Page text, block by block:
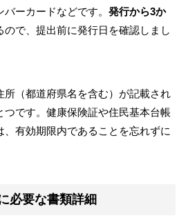
ーカードなどです。 発行から3か
ので、提出前に発行日を確認しまし
所（都道府県名を含む）が記載され
つです。健康保険証や住民基本台帳
、有効期限内であることを忘れずに
必要な書類詳細